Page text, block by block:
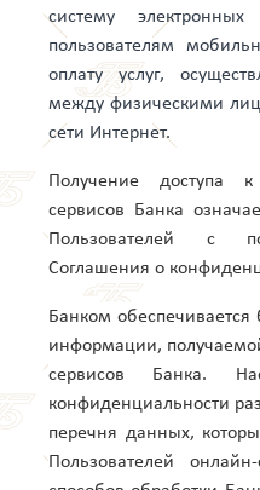
систему
пользователям
оплату услуг,
между физическими
сети Интернет.
Получение доступа
сервисов Банка
Пользователей с
Соглашения о
Банком обеспечивается
информации,
сервисов Банка.
конфиденциальности
перечня данных,
Пользователей